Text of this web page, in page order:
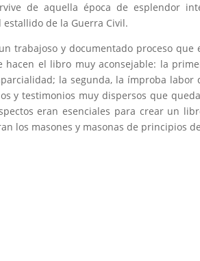
de aquella época de esplendor
de la Guerra Civil.
trabajoso y documentado proceso que
hacen el libro muy aconsejable: la
la segunda, la ímproba
y testimonios muy dispersos que
eran esenciales para crear un
los masones y masonas de principios